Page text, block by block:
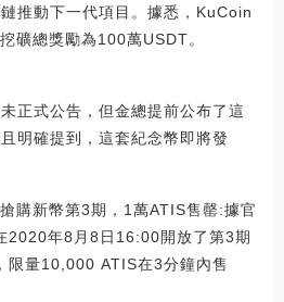
推動下一代項目。據悉，KuCoin
礦總獎勵為100萬USDT。
正式公告，但金總提前公布了這
明確提到，這套紀念幣即將發
購新幣第3期，1萬ATIS售罄:據官
2020年8月8日16:00開放了第3期
限量10,000 ATIS在3分鐘內售